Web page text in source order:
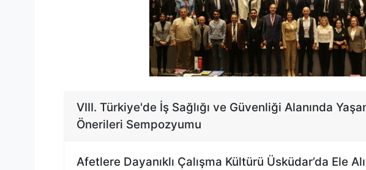
VIII. Türkiye'de İş Sağlığı ve Güvenliği Alanında
Önerileri Sempozyumu
Afetlere Dayanıklı Çalışma Kültürü Üsküdar’da Ele